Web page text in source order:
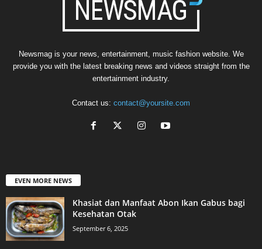
Newsmag is your news, entertainment, music fashion website. We
provide you with the latest breaking news and videos straight from the
entertainment industry.
Contact us: contact@yoursite.com
EVEN MORE NEWS
Khasiat dan Manfaat Abon Ikan Gabus bagi
Kesehatan Otak
September 6, 2025